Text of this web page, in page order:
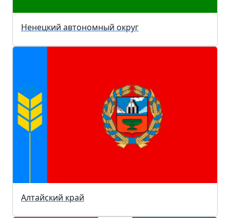
Ненецкий автономный округ
Алтайский край